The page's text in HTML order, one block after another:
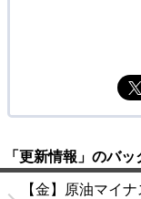
「更新情報」のバ
【金】原油マイ